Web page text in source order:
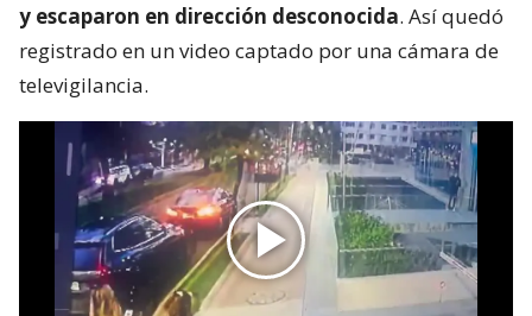
y escaparon en dirección desconocida. Así quedó
registrado en un video captado por una cámara de
televigilancia.